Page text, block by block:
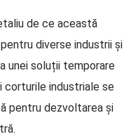
de ce această
diverse industrii și
unei soluții temporare
corturile industriale se
pentru dezvoltarea și